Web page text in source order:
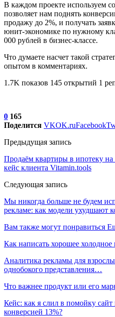
В каждом проекте используем
позволяет нам поднять
продажу до 2%, и получать
юнит-экономике по нужному
000 рублей в бизнес-классе.
Что думаете насчет такой
опытом в комментариях.
1.7K показов 145 открытий 1
0 165
Поделится VKOK.ruFacebook
Предыдущая запись
Продаём квартиры в ипотеку на
кейс клиента Vitamin.tools
Следующая запись
Мы никогда больше не будем
рекламе: как модели ухудшают
Вам также могут понравиться
Как написать хорошее
Аналитика рекламы для
однобокого представления…
Что важнее продукт или его
Кейс: как я слил в помойку
конверсией 13%?